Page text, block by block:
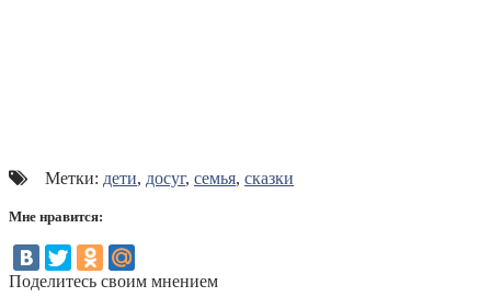
Метки: дети, досуг, семья, сказки
Мне нравится:
Поделитесь своим мнением